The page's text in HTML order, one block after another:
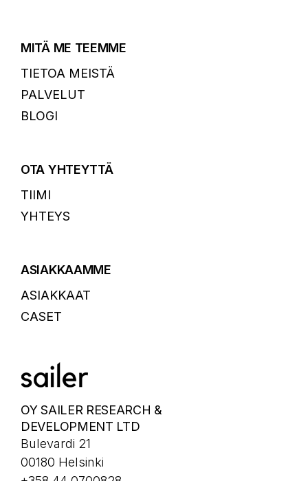
MITÄ ME TEEMME
TIETOA MEISTÄ
PALVELUT
BLOGI
OTA YHTEYTTÄ
TIIMI
YHTEYS
ASIAKKAAMME
ASIAKKAAT
CASET
OY SAILER RESEARCH &
DEVELOPMENT LTD
Bulevardi 21
00180 Helsinki